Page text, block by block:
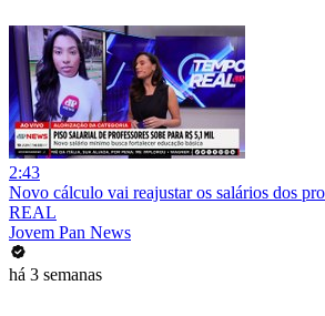
2:43
Novo cálculo vai reajustar os salários dos
REAL
Jovem Pan News
há 3 semanas